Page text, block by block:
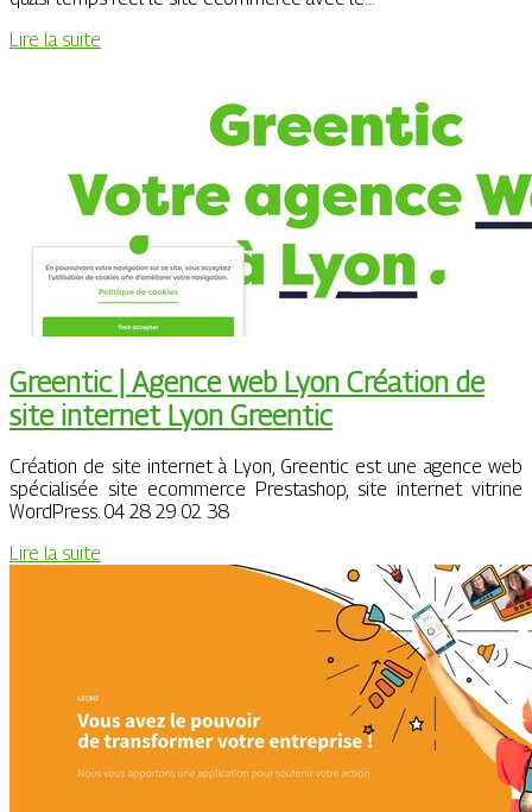
Lire la suite
Greentic | Agence web Lyon Création de
site internet Lyon Greentic
Création de site internet à Lyon, Greentic est une agence web
spécialisée site ecommerce Prestashop, site internet vitrine
WordPress. 04 28 29 02 38
Lire la suite